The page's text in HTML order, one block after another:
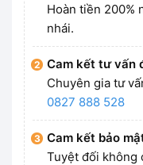
Hoàn tiền 200%
nhái.
Cam kết tư vấn
Chuyên gia tư
0827 888 528
Cam kết bảo
Tuyệt đối không